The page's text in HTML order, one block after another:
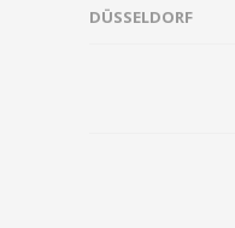
DÜSSELDORF